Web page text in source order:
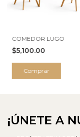
COMEDOR LUGO
$5,100.00
Comprar
¡ÚNETE A